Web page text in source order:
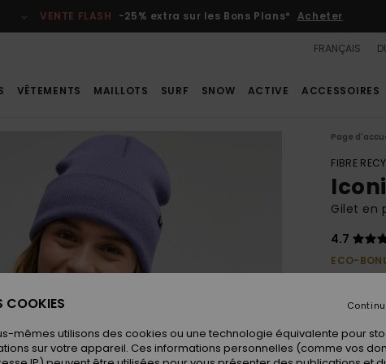
VENTE FLASH -25% extra sur les Bons Plans* Acheter
FRANÇAIS
VÊTEMENTS MAILLOTS SURF SNOW ACTIVE ACCESSOIRES
Page
FIBRE
Gilet en
4.7
ECO-
Couleur
COOKIES
mêmes utilisons des cookies ou une technologie équivalente pour
sur votre appareil. Ces informations personnelles (comme vos